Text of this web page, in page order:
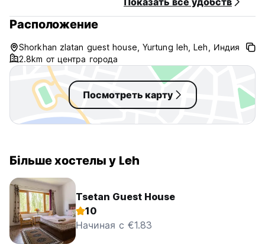
Расположение
Shorkhan zlatan guest house, Yurtung leh, Leh, Индия
2.8km от центра города
Посмотреть карту
Більше хостелы у Leh
Tsetan Guest House
10
Начиная с €1.83